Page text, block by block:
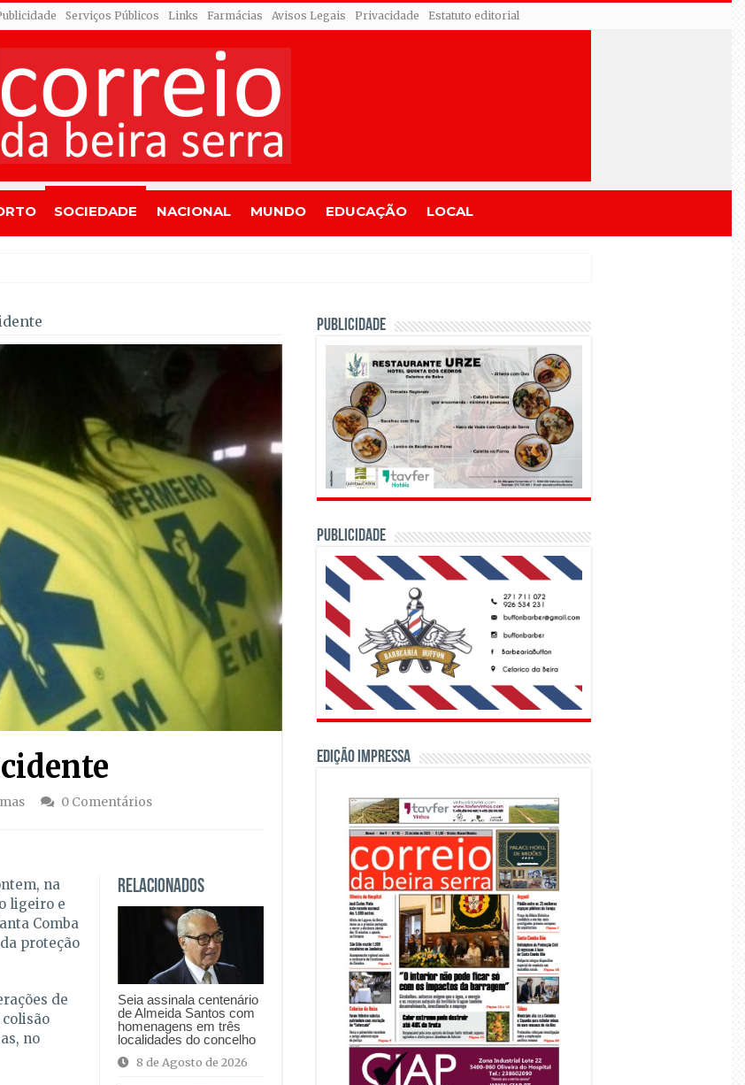
Serviços Públicos Links Farmácias Avisos Legais Privacidade Estatuto editorial
SOCIEDADE NACIONAL MUNDO EDUCAÇÃO LOCAL
a
0 Comentários
Relacionados
Seia assinala centenário
de Almeida Santos com
homenagens em três
localidades do concelho
8 de Agosto de 2026
na
ligeiro e
Comba
proteção
de
colisão
no
PUBLICIDADE
PUBLICIDADE
Edição Impressa